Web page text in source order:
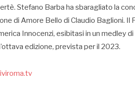
Stefano Barba ha sbaragliato la
di Amore Bello di Claudio Baglioni.
Innocenzi, esibitasi in un medley
edizione, prevista per il 2023.